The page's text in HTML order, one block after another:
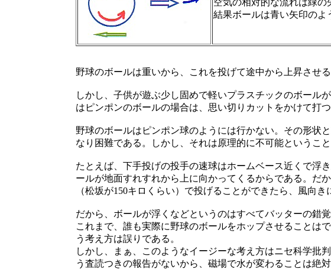
空気の相対的な流れは緑
結果ボールは青い矢印のよ
野球のボールは重いから、これを投げて途中から上昇させ
しかし、子供が遊ぶ少し固めで軽いプラスチックのボール
はピンポンのボールの場合は、思い切りカットをかけて打
野球のボールはピンポン球のようには行かない。その形状
なり困難である。しかし、それは原理的に不可能というこ
たとえば、下手投げの投手の速球はホームベース近くで浮
ールが地面すれすれから上に向かってくるからである。だ
（松坂が150キロくらい）で投げることができたら、風向
だから、ボールが浮くなどというのはすべてバッターの錯
これまで、誰も実際に野球のボールをホップさせることは
う考え方は誤りである。
しかし、まぁ、このようなイージーな考え方はニセ科学批
う査読つきの報告がないから、磁場で水が変わることは絶